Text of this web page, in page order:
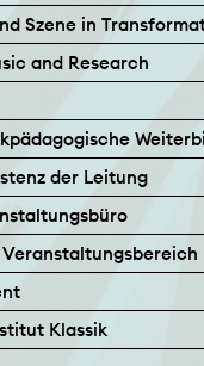
Szene in
and Research
der Leitung
Klassik